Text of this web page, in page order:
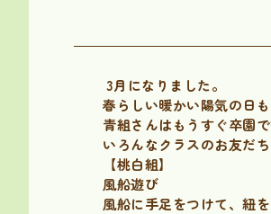
3月になりました。
春らしい暖かい陽気の日
青組さんはもうすぐ卒園で
いろんなクラスのお友だ
【桃白組】
風船遊び
風船に手足をつけて、紐